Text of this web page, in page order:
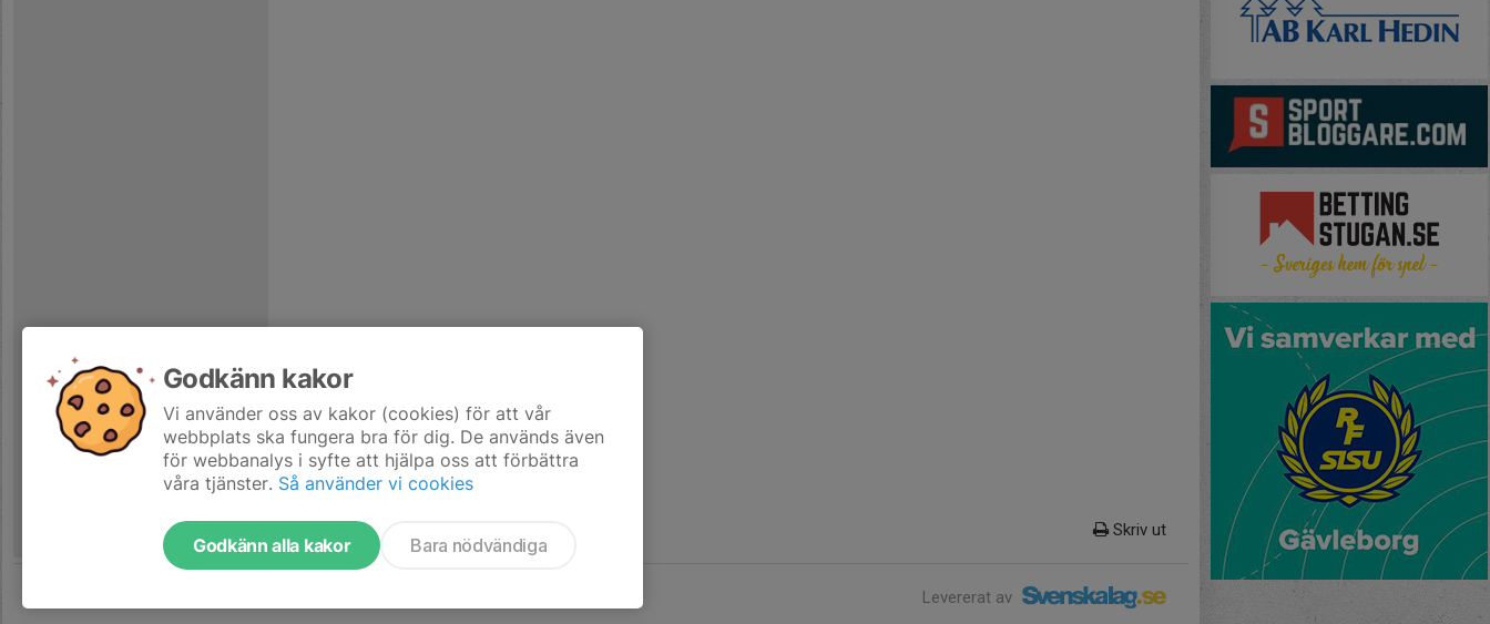
Skriv ut
Levererat av
Godkänn kakor
Vi använder oss av kakor (cookies) för att vår
webbplats ska fungera bra för dig. De används även
för webbanalys i syfte att hjälpa oss att förbättra
våra tjänster. Så använder vi cookies
Godkänn alla kakor Bara nödvändiga